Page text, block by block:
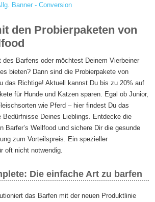
den Probierpaketen von
des Barfens oder möchtest Deinem Vierbeiner
bieten? Dann sind die Probierpakete von
das Richtige! Aktuell kannst Du bis zu 20% auf
für Hunde und Katzen sparen. Egal ob Junior,
wie Pferd – hier findest Du das
Bedürfnisse Deines Lieblings. Entdecke die
Barfer’s Wellfood und sichere Dir die gesunde
zum Vorteilspreis. Ein spezieller
oft nicht notwendig.
Die einfache Art zu barfen
das Barfen mit der neuen Produktlinie